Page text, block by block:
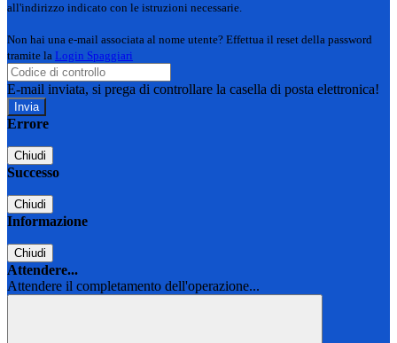
all'indirizzo indicato con le istruzioni necessarie.
Non hai una e-mail associata al nome utente? Effettua il reset della password
tramite la Login Spaggiari
E-mail inviata, si prega di controllare la casella di posta elettronica!
Errore
Chiudi
Successo
Chiudi
Informazione
Chiudi
Attendere...
Attendere il completamento dell'operazione...